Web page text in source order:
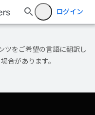
ログイン
ツをご希望の言語に翻訳し
合があります。